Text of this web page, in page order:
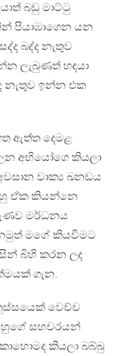
බඩු මාට්ටු
පියාඹාගෙන යන
බද්ද නැතුව
ලැබුණත් හඳයා
නැතුව ඉන්න එක
ඇත්ත දෙමළ
අභියෝගෙ කියලා
වාක්‍ය ඛනඩය
ඒක කියන්නෙ
මර්ධනය
මගේ කියවීමට
බිහි කරන ලද
ගැන.
වෙච්ච
සහචරයන්
කියලා බබ්බු